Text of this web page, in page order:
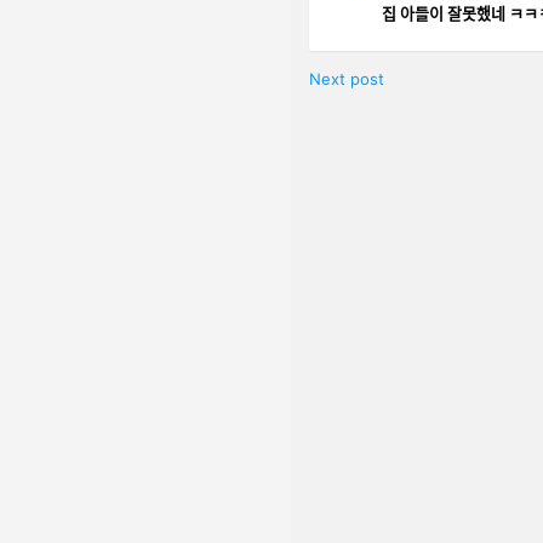
집 아들이
Next post